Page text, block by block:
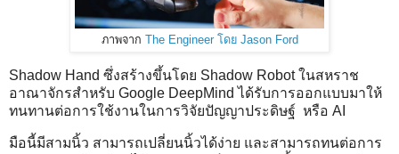
ภาพจาก The Engineer โดย Jason Ford
Shadow Hand ซึ่งสร้างขึ้นโดย Shadow Robot ในสหราช
อาณาจักรสำหรับ Google DeepMind ได้รับการออกแบบมาให้
ทนทานต่อการใช้งานในการวิจัยปัญญาประดิษฐ์ หรือ AI
มือนี้มีสามนิ้ว สามารถเปลี่ยนนิ้วได้ง่าย และสามารถทนต่อการ